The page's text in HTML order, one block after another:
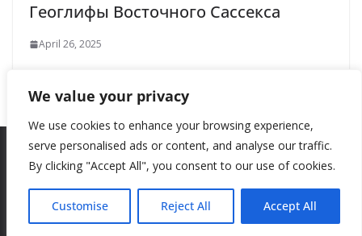
We value your privacy
We use cookies to enhance your browsing experience,
serve personalised ads or content, and analyse our traffic.
By clicking "Accept All", you consent to our use of cookies.
Customise Reject All Accept All
Геоглифы Восточного Сассекса
April 26, 2025
Theme:ColorMag by ThemeGrill. Powered byWordPress